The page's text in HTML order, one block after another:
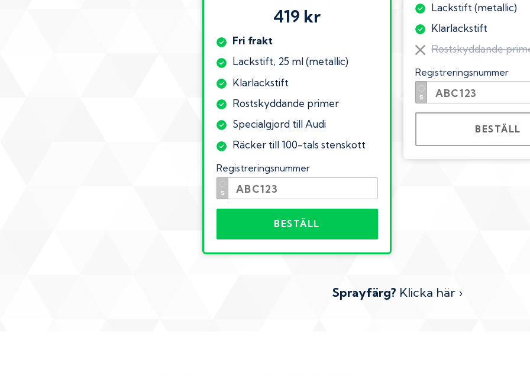
419 kr
Fri frakt
Lackstift, 25 ml (metallic)
Klarlackstift
Rostskyddande primer
Specialgjord till Audi
Räcker till 100-tals stenskott
Registreringsnummer
BESTÄLL
Lackstift (metallic)
Klarlackstift
Rostskyddande
Registreringsnummer
BESTÄLL
Sprayfärg? Klicka här ›